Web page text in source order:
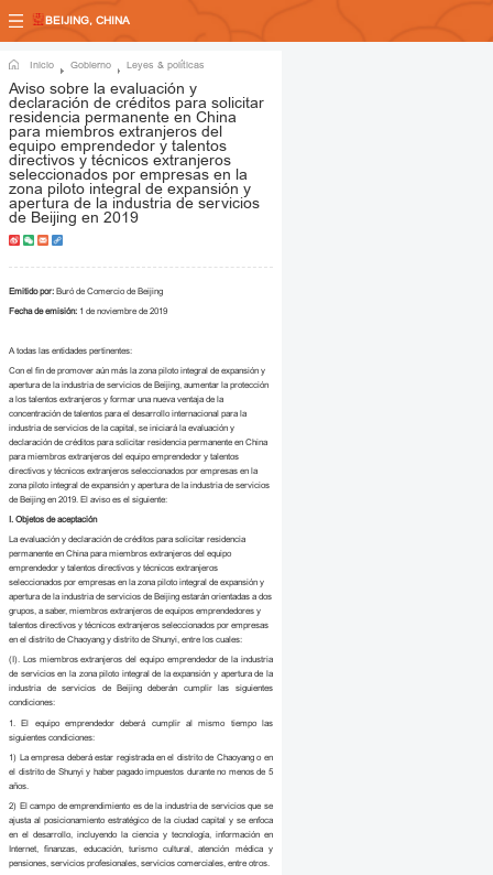
BEIJING, CHINA
Inicio Gobierno Leyes & políticas
Aviso sobre la evaluación y
declaración de créditos para solicitar
residencia permanente en China
para miembros extranjeros del
equipo emprendedor y talentos
directivos y técnicos extranjeros
seleccionados por empresas en la
zona piloto integral de expansión y
apertura de la industria de servicios
de Beijing en 2019
Emitido por: Buró de Comercio de Beijing
Fecha de emisión: 1 de noviembre de 2019
A todas las entidades pertinentes:
Con el fin de promover aún más lazona piloto integral de expansión y
apertura de la industria de servicios de Beijing, aumentar la protección
a los talentos extranjeros y formar una nueva ventaja de la
concentración de talentos para el desarrollo internacional para la
industria de servicios de la capital, se iniciará la evaluación y
declaración de créditos para solicitar residencia permanente en China
para miembros extranjeros del equipo emprendedor y talentos
directivos y técnicos extranjeros seleccionados por empresas en la
zona piloto integral de expansión y apertura de la industria de servicios
de Beijing en 2019. El aviso es el siguiente:
I.Objetos de aceptación
La evaluación y declaración de créditos para solicitar residencia
permanente en China para miembros extranjeros del equipo
emprendedor y talentos directivos y técnicos extranjeros
seleccionados por empresas en lazona piloto integral de expansión y
apertura de la industria de servicios de Beijing estarán orientadas a dos
grupos, a saber, miembros extranjeros de equipos emprendedores y
talentos directivos y técnicos extranjeros seleccionados por empresas
en el distrito de Chaoyang y distrito de Shunyi, entre los cuales:
(I). Los miembros extranjeros del equipo emprendedor de la industria
de servicios en la zona piloto integral de la expansión y apertura de la
industria de servicios de Beijing deberán cumplir las siguientes
condiciones:
1. El equipo emprendedor deberá cumplir al mismo tiempo las
siguientes condiciones:
1) La empresa deberá estar registrada en el distrito de Chaoyang o en
el distrito de Shunyi y haber pagado impuestos durante no menos de 5
años.
2) El campo de emprendimiento es de la industria de servicios que se
ajusta al posicionamiento estratégico de la ciudad capital y se enfoca
en el desarrollo, incluyendo la ciencia y tecnología, información en
Internet, finanzas, educación, turismo cultural, atención médica y
pensiones, servicios profesionales, servicios comerciales, entre otros.